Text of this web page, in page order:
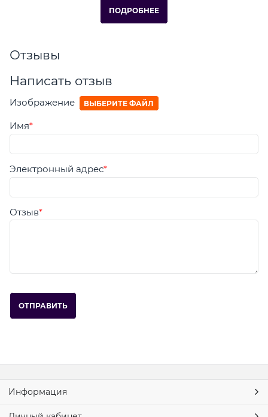
ПОДРОБНЕЕ
Отзывы
Написать отзыв
Изображение ВЫБЕРИТЕ ФАЙЛ
Имя
Электронный адрес
Отзыв
Информация